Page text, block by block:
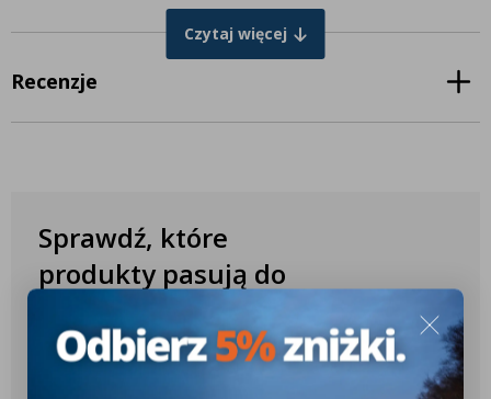
Temperatura pracy: -55°C do +125°C
Napięcie: 1500V / AC
Czytaj więcej
Recenzje
Sprawdź, które
produkty pasują do
✔️ Ponad 10.000 różnych konfiguracji